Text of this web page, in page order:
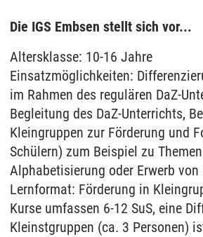
Die IGS Embsen stellt sich vor...
Altersklasse: 10-16 Jahre
Einsatzmöglichkeiten:
im Rahmen des regulären DaZ-
Begleitung des DaZ-Unterrichts,
Kleingruppen zur Förderung und
Schülern) zum Beispiel zu
Alphabetisierung oder Erwerb von
Lernformat: Förderung in
Kurse umfassen 6-12 SuS, eine
Kleinstgruppen (ca. 3 Personen)